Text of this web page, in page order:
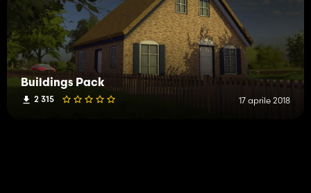
Buildings Pack
2 315 17 aprile 2018